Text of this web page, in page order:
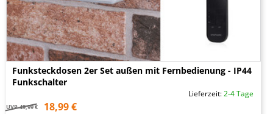
Funksteckdosen 2er Set außen mit Fernbedienung - IP44
Funkschalter
Lieferzeit:2-4 Tage
UVP 49,99 € 18,99 €